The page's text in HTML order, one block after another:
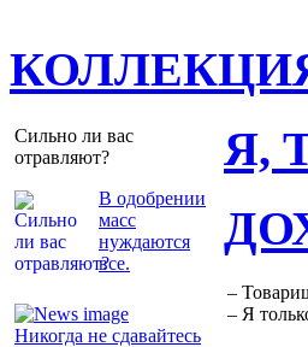
Сильно ли вас
отравляют?
В одобрении
масс
нуждаются
все.
Я,
Никогда не сдавайтесь
–
– Я